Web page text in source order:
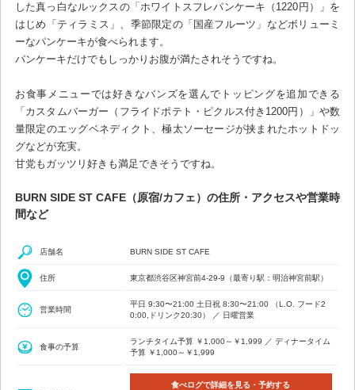
した真っ白なルックスの「ホワイトスフレパンケーキ（1220円）」を
はじめ「ティラミス」、季節限定の「国産フルーツ」などボリューミ
ーなパンケーキが食べられます。
パンケーキだけでもしっかりお腹が満たされそうですね。
お食事メニューでは好きなバンズを選んでトッピングを追加できる
「カスタムバーガー（フライドポテト・ピクルス付き1200円）」や数
量限定のエッグベネディクト、極太ソーセージが挟まれたホットドッ
グなどが充実。
甘党もガッツリ好きも満足できそうですね。
BURN SIDE ST CAFE（原宿/カフェ）の住所・アクセスや営業時
間など
店舗名 BURN SIDE ST CAFE
住所 東京都渋谷区神宮前4-29-9（最寄り駅：明治神宮前駅）
営業時間
平日 9:30〜21:00 土日祝 8:30〜21:00 （L.O. フード2
0:00,ドリンク20:30） ／ 日曜営業
食事の予算
ランチタイム予算 ￥1,000～￥1,999 ／ ディナータイム
予算 ￥1,000～￥1,999
食べログで詳細を見る・予約する